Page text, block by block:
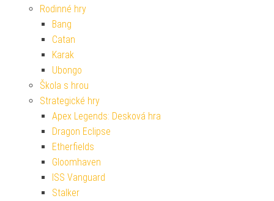
Rodinné hry
Bang
Catan
Karak
Ubongo
Škola s hrou
Strategické hry
Apex Legends: Desková hra
Dragon Eclipse
Etherfields
Gloomhaven
ISS Vanguard
Stalker